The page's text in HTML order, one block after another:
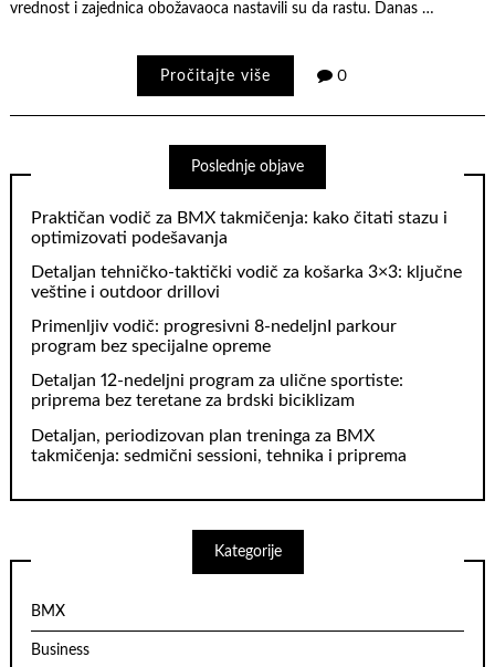
vrednost i zajednica obožavaoca nastavili su da rastu. Danas …
Pročitajte više 0
Poslednje objave
Praktičan vodič za BMX takmičenja: kako čitati stazu i
optimizovati podešavanja
Detaljan tehničko‑taktički vodič za košarka 3×3: ključne
veštine i outdoor drillovi
Primenljiv vodič: progresivni 8‑nedeljnI parkour
program bez specijalne opreme
Detaljan 12-nedeljni program za ulične sportiste:
priprema bez teretane za brdski biciklizam
Detaljan, periodizovan plan treninga za BMX
takmičenja: sedmični sessioni, tehnika i priprema
Kategorije
BMX
Business